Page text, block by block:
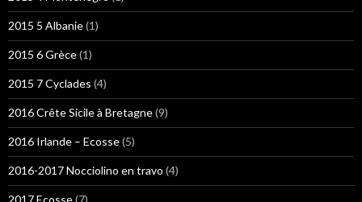
2015 5 Albanie(1)
2015 6 Grèce(1)
2015 7 Cyclades (4)
2016 Crête Sicile à Bretagne(9)
2016 Irlande – Ecosse(5)
2016-2017 Nocciolino en travo (4)
2017 Ecosse(7)